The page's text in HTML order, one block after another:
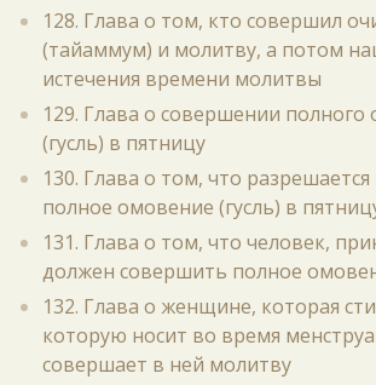
128. Глава о том, кто совершил
(тайаммум) и молитву, а потом
истечения времени молитвы
129. Глава о совершении полного
(гусль) в пятницу
130. Глава о том, что
полное омовение (гусль) в
131. Глава о том, что человек,
должен совершить полное
132. Глава о женщине, которая
которую носит во время
совершает в ней молитву